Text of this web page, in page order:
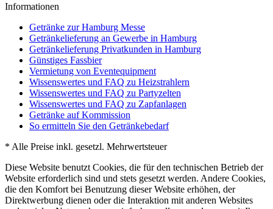
Informationen
Getränke zur Hamburg Messe
Getränkelieferung an Gewerbe in Hamburg
Getränkelieferung Privatkunden in Hamburg
Günstiges Fassbier
Vermietung von Eventequipment
Wissenswertes und FAQ zu Heizstrahlern
Wissenswertes und FAQ zu Partyzelten
Wissenswertes und FAQ zu Zapfanlagen
Getränke auf Kommission
So ermitteln Sie den Getränkebedarf
* Alle Preise inkl. gesetzl. Mehrwertsteuer
Diese Website benutzt Cookies, die für den technischen Betrieb der
Website erforderlich sind und stets gesetzt werden. Andere Cookies,
die den Komfort bei Benutzung dieser Website erhöhen, der
Direktwerbung dienen oder die Interaktion mit anderen Websites